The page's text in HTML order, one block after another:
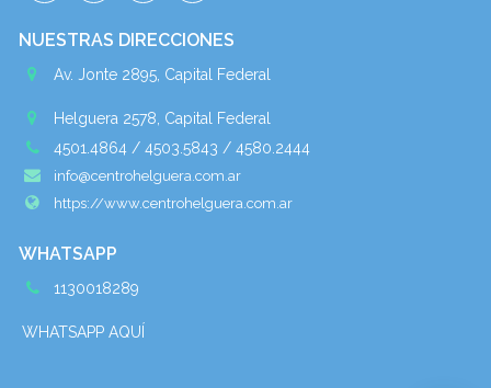
NUESTRAS DIRECCIONES
Av. Jonte 2895, Capital Federal
Helguera 2578, Capital Federal
4501.4864 / 4503.5843 / 4580.2444
info@centrohelguera.com.ar
https://www.centrohelguera.com.ar
WHATSAPP
1130018289
WHATSAPP AQUÍ